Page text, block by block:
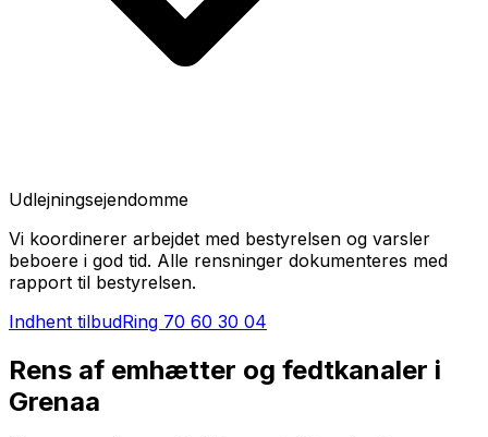
Udlejningsejendomme
Vi koordinerer arbejdet med bestyrelsen og varsler
beboere i god tid. Alle rensninger dokumenteres med
rapport til bestyrelsen.
Indhent tilbudRing 70 60 30 04
Rens af emhætter og fedtkanaler i
Grenaa